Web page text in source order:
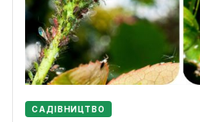
САДІВНИЦТВО